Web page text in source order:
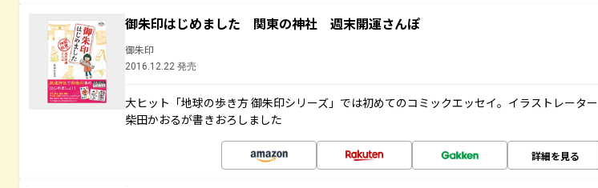
御朱印はじめました 関東の神社 週末開運さんぽ
御朱印
2016.12.22 発売
大ヒット「地球の歩き方 御朱印シリーズ」では初めてのコミックエッセイ。イラストレーター
柴田かおるが書きおろしました
詳細を見る